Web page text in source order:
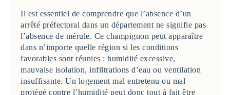
Il est essentiel de comprendre que l’absence d’un
arrêté préfectoral dans un département ne signifie pas
l’absence de mérule. Ce champignon peut apparaître
dans n’importe quelle région si les conditions
favorables sont réunies : humidité excessive,
mauvaise isolation, infiltrations d’eau ou ventilation
insuffisante. Un logement mal entretenu ou mal
protégé contre l’humidité peut donc tout à fait être